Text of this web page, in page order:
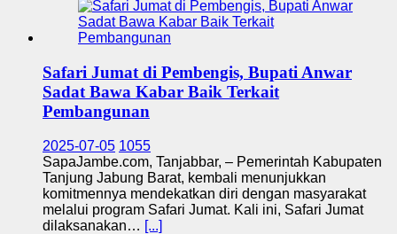
Safari Jumat di Pembengis, Bupati Anwar
Sadat Bawa Kabar Baik Terkait
Pembangunan
2025-07-05 1055
SapaJambe.com, Tanjabbar, – Pemerintah Kabupaten
Tanjung Jabung Barat, kembali menunjukkan
komitmennya mendekatkan diri dengan masyarakat
melalui program Safari Jumat. Kali ini, Safari Jumat
dilaksanakan… [...]